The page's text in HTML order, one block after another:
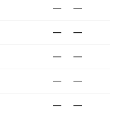
— —
— —
— —
— —
— —